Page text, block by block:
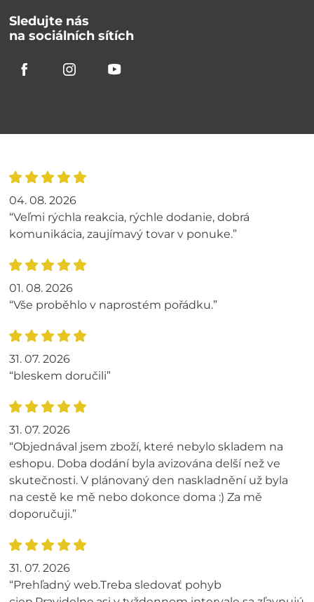
Sledujte nás
na sociálních sítích
04. 08. 2026
“Veľmi rýchla reakcia, rýchle dodanie, dobrá
komunikácia, zaujímavý tovar v ponuke.”
01. 08. 2026
“Vše proběhlo v naprostém pořádku.”
31. 07. 2026
“bleskem doručili”
31. 07. 2026
“Objednával jsem zboží, které nebylo skladem na
eshopu. Doba dodání byla avizována delší než ve
skutečnosti. V plánovaný den naskladnění už byla
na cestě ke mě nebo dokonce doma :) Za mě
doporučuji.”
31. 07. 2026
“Prehľadný web.Treba sledovať pohyb